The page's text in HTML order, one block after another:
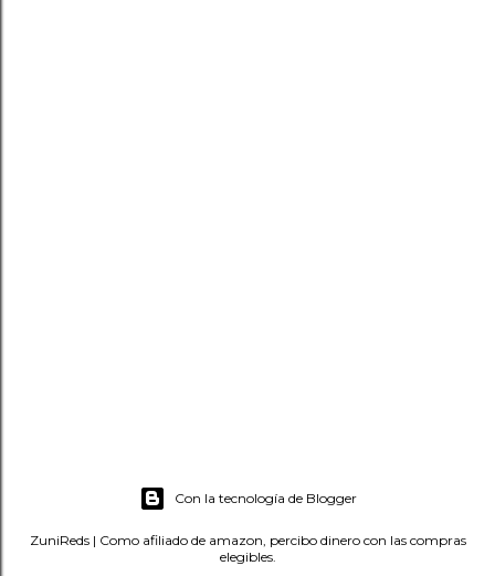
Con la tecnología de Blogger
ZuniReds | Como afiliado de amazon, percibo dinero con las compras
elegibles.